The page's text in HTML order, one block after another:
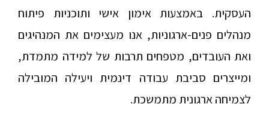
העסקית. באמצעות אימון אישי ותוכניות פיתוח
מנהלים פנים-ארגוניות, אנו מעצימים את המנהיגים
ואת העובדים, מטפחים תרבות של למידה מתמדת,
ומייצרים סביבת עבודה דינמית ויעילה המובילה
לצמיחה ארגונית מתמשכת.